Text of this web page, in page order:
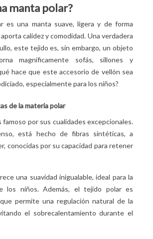
manta polar?
es una manta suave, ligera y de forma
calidez y comodidad. Una verdadera
este tejido es, sin embargo, un objeto
magníficamente sofás, sillones y
hace que este accesorio de vellón sea
especialmente para los niños?
de la materia polar
famoso por sus cualidades excepcionales.
está hecho de fibras sintéticas, a
conocidas por su capacidad para retener
una suavidad inigualable, ideal para la
los niños. Además, el tejido polar es
permite una regulación natural de la
el sobrecalentamiento durante el